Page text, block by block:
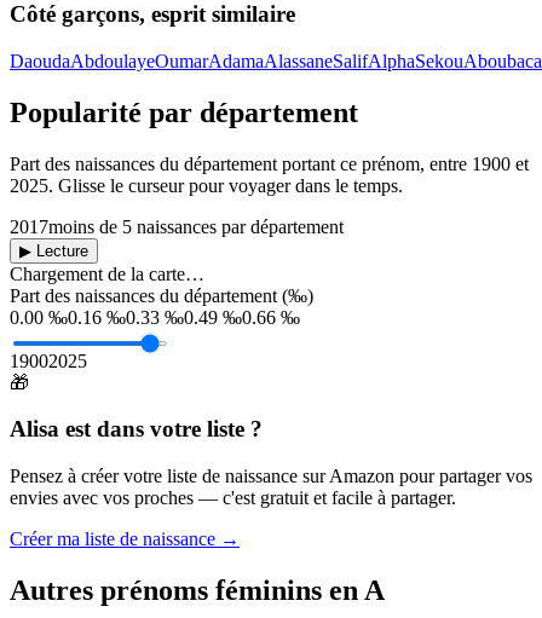
Côté garçons, esprit similaire
DaoudaAbdoulayeOumarAdamaAlassaneSalifAlphaSekou
Popularité par département
Part des naissances du département portant ce prénom, entre 1900 et
2025. Glisse le curseur pour voyager dans le temps.
2017moins de 5 naissances par département
▶ Lecture
Chargement de la carte…
Part des naissances du département (‰)
0.00 ‰0.16 ‰0.33 ‰0.49 ‰0.66 ‰
19002025
🎁
Alisa est dans votre liste ?
Pensez à créer votre liste de naissance sur Amazon pour partager vos
envies avec vos proches — c'est gratuit et facile à partager.
Créer ma liste de naissance →
Autres prénoms féminins en A